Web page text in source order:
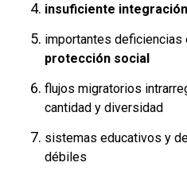
insuficiente
importantes deficiencias
protección social
flujos migratorios
cantidad y diversidad
sistemas educativos y
débiles